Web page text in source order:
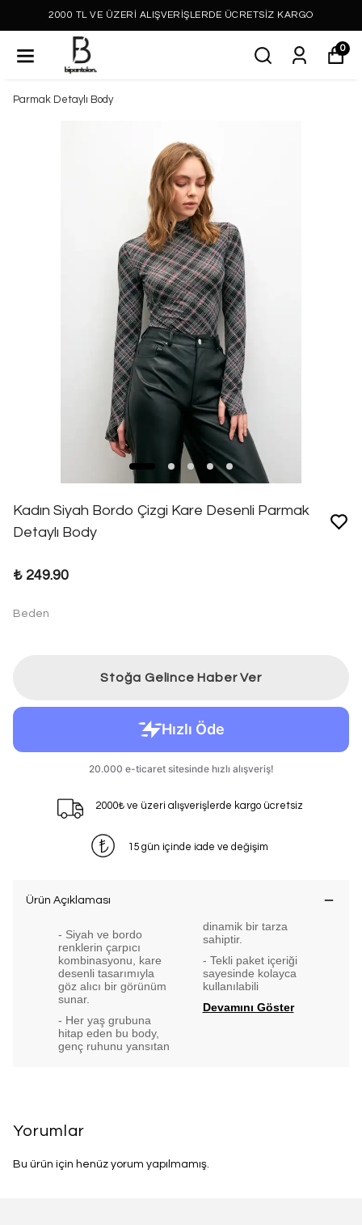
2000 TL VE ÜZERİ ALIŞVERİŞLERDE ÜCRETSİZ KARGO
0
Parmak Detaylı Body
Kadın Siyah Bordo Çizgi Kare Desenli Parmak
Detaylı Body
₺ 249.90
Beden
Stoğa Gelince Haber Ver
2000₺ ve üzeri alışverişlerde kargo ücretsiz
15 gün içinde iade ve değişim
Ürün Açıklaması
- Siyah ve bordo
renklerin çarpıcı
kombinasyonu, kare
desenli tasarımıyla
göz alıcı bir görünüm
sunar.
- Her yaş grubuna
hitap eden bu body,
genç ruhunu yansıtan
dinamik bir tarza
sahiptir.
- Tekli paket içeriği
sayesinde kolayca
kullanılabili
Devamını Göster
Yorumlar
Bu ürün için henüz yorum yapılmamış.